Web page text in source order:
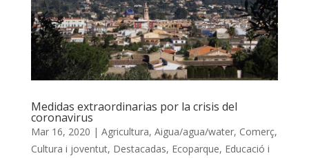
Medidas extraordinarias por la crisis del
coronavirus
Mar 16, 2020 | Agricultura, Aigua/agua/water, Comerç,
Cultura i joventut, Destacadas, Ecoparque, Educació i